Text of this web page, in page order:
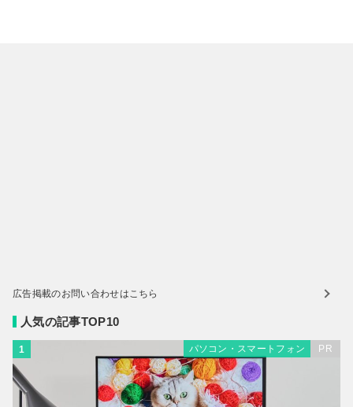
広告掲載のお問い合わせはこちら
人気の記事TOP10
1 パソコン・スマートフォン PR